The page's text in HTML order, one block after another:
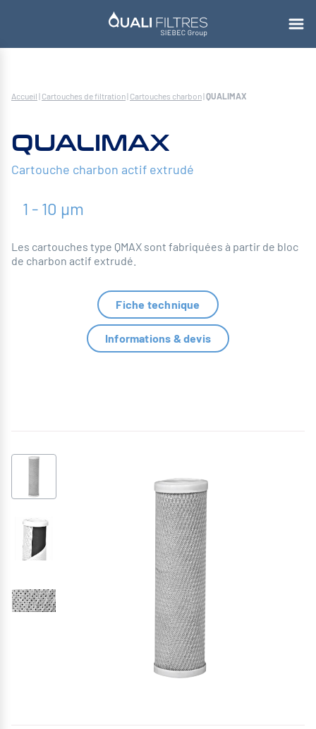
Accueil | Cartouches de filtration| Cartouches charbon|QUALIMAX
QUALIMAX
Cartouche charbon actif extrudé
1 - 10 µm
Les cartouches type QMAX sont fabriquées à partir de bloc
de charbon actif extrudé.
Fiche technique
Informations & devis